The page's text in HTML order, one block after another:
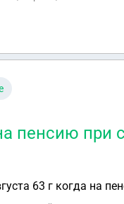
пенсию при
63 г когда на